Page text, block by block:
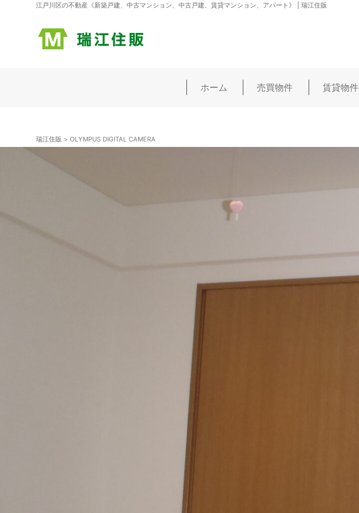
江戸川区の不動産《新築戸建、中古マンション、中古戸建、賃貸マンション、アパート》 | 瑞江住販
ホーム 売買物件 賃貸物件
瑞江住販 > OLYMPUS DIGITAL CAMERA